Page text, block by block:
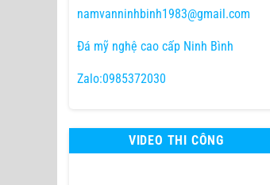
namvanninhbinh1983@gmail.com
Đá mỹ nghệ cao cấp Ninh Bình
Zalo:0985372030
VIDEO THI CÔNG